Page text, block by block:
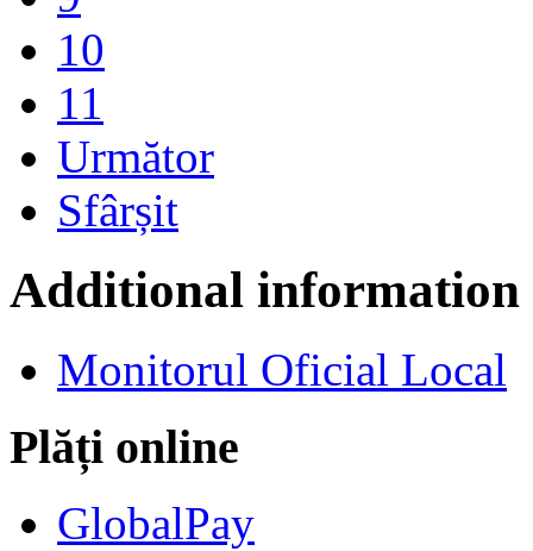
10
11
Următor
Sfârșit
Additional information
Monitorul Oficial Local
Plăți online
GlobalPay